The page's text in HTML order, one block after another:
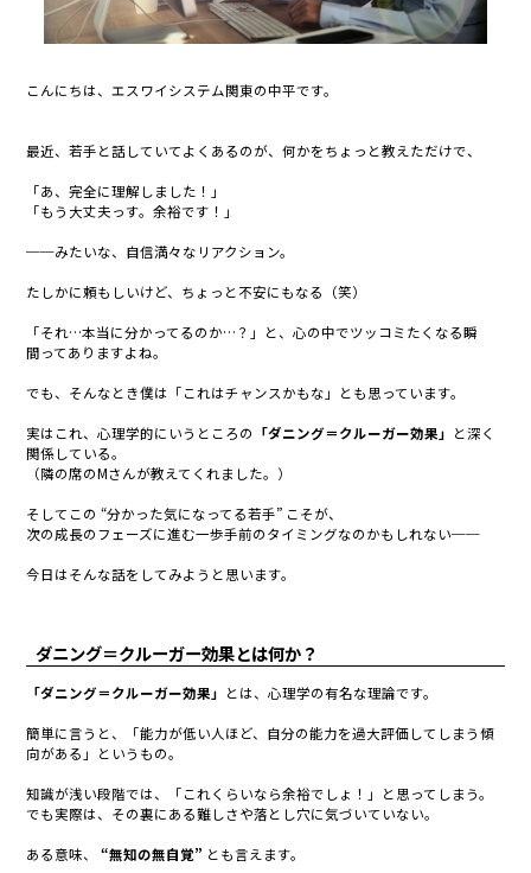
こんにちは、エスワイシステム関東の中平です。
最近、若手と話していてよくあるのが、何かをちょっと教えただけで、
「あ、完全に理解しました！」
「もう大丈夫っす。余裕です！」
──みたいな、自信満々なリアクション。
たしかに頼もしいけど、ちょっと不安にもなる（笑）
「それ…本当に分かってるのか…？」と、心の中でツッコミたくなる瞬
間ってありますよね。
でも、そんなとき僕は「これはチャンスかもな」とも思っています。
実はこれ、心理学的にいうところの 「ダニング＝クルーガー効果」 と深く
関係している。
（隣の席のMさんが教えてくれました。）
そしてこの “分かった気になってる若手” こそが、
次の成長のフェーズに進む一歩手前のタイミングなのかもしれない──
今日はそんな話をしてみようと思います。
ダニング＝クルーガー効果とは何か？
「ダニング＝クルーガー効果」 とは、心理学の有名な理論です。
簡単に言うと、「能力が低い人ほど、自分の能力を過大評価してしまう傾
向がある」 というもの。
知識が浅い段階では、「これくらいなら余裕でしょ！」と思ってしまう。
でも実際は、その裏にある難しさや落とし穴に気づいていない。
ある意味、“無知の無自覚” とも言えます。